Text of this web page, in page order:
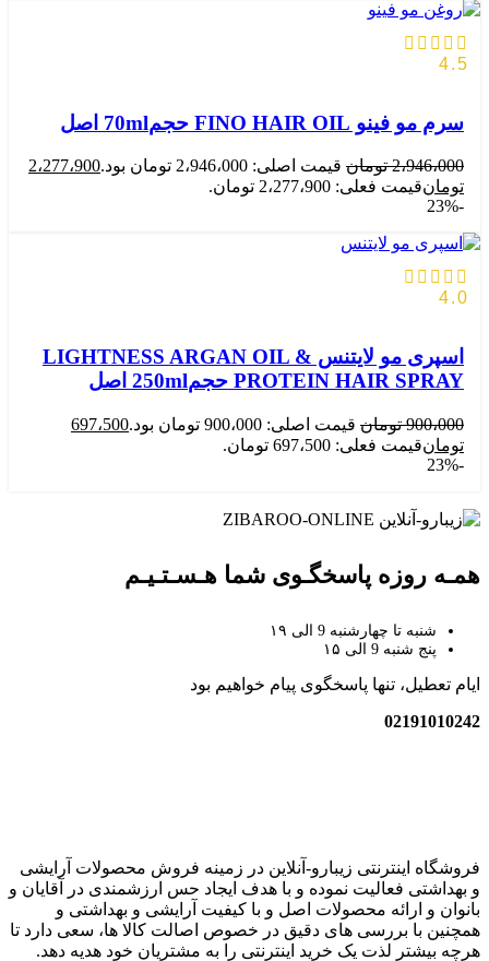
4.5
سرم مو فینو FINO HAIR OIL حجم70ml اصل
2،946،000 تومان قیمت اصلی: 2،946،000 تومان بود.
2،277،900
تومانقیمت فعلی: 2،277،900 تومان.
-23%
4.0
اسپری مو لایتنس LIGHTNESS ARGAN OIL &
PROTEIN HAIR SPRAY حجم250ml اصل
900،000 تومان قیمت اصلی: 900،000 تومان بود.
697،500
تومانقیمت فعلی: 697،500 تومان.
-23%
همـه روزه پاسخگـوی شما هـسـتـیـم
شنبه تا چهارشنبه 9 الی ۱۹
پنج شنبه 9 الی ۱۵
ایام تعطیل، تنها پاسخگوی پیام خواهیم بود
02191010242
فروشگاه اینترنتی زیبارو-آنلاین در زمینه فروش محصولات آرایشی
و بهداشتی فعالیت نموده و با هدف ایجاد حس ارزشمندی در آقایان و
بانوان و ارائه محصولات اصل و با کیفیت آرایشی و بهداشتی و
همچنین با بررسی های دقیق در خصوص اصالت کالا ها، سعی دارد تا
هرچه بیشتر لذت یک خرید اینترنتی را به مشتریان خود هدیه دهد.